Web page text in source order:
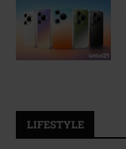
LIFESTYLE